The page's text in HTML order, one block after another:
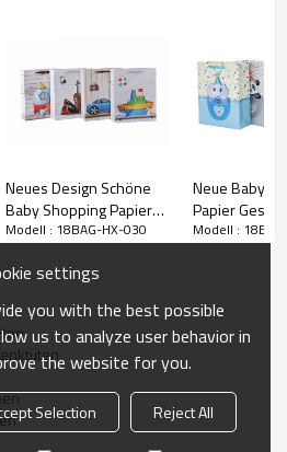
Neues Design Schöne
Baby Shopping Papier
Geschenktüte mit 4
Tongle Verpackung
Modell : 18BAG-HX-030
Neue Baby
Papier
mit 4 Designs
Modell :
settings
you with the best possible
us to analyze user behavior in
the website for you.
Selection
Reject All